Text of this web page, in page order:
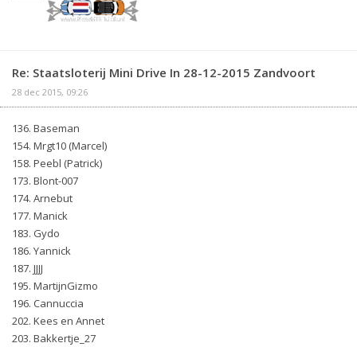
Re: Staatsloterij Mini Drive In 28-12-2015 Zandvoort
28 dec 2015, 09:26
136. Baseman
154. Mrgt10 (Marcel)
158. Peebl (Patrick)
173. Blont-007
174. Arnebut
177. Manick
183. Gydo
186. Yannick
187. JJJJ
195. MartijnGizmo
196. Cannuccia
202. Kees en Annet
203. Bakkertje_27